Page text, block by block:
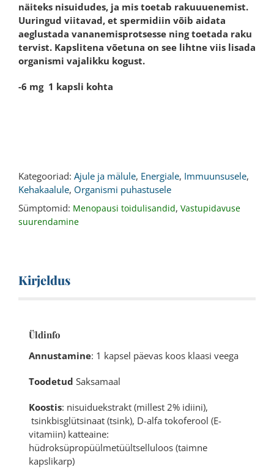
näiteks nisuidudes, ja mis toetab rakuuuenemist.
Uuringud viitavad, et spermidiin võib aidata
aeglustada vananemisprotsesse ning toetada raku
tervist. Kapslitena võetuna on see lihtne viis lisada
organismi vajalikku kogust.
-6 mg 1 kapsli kohta
Kategooriad: Ajule ja mälule, Energiale, Immuunsusele,
Kehakaalule, Organismi puhastusele
Sümptomid: Menopausi toidulisandid, Vastupidavuse
suurendamine
Kirjeldus
Üldinfo
Annustamine: 1 kapsel päevas koos klaasi veega
Toodetud Saksamaal
Koostis: nisuiduekstrakt (millest 2% idiini),
tsinkbisglütsinaat (tsink), D-alfa tokoferool (E-
vitamiin) katteaine:
hüdroksüpropüülmetüültselluloos (taimne
kapslikarp)